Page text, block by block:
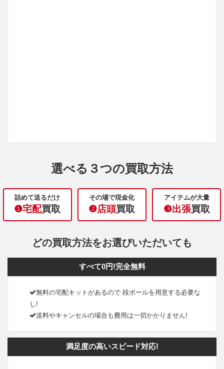
選べる３つの買取方法
詰めて送るだけ
❶宅配買取
その場で現金化
❷店頭買取
アイテムが大量
❸出張買取
どの買取方法をお選びいただいても
すべて0円!完全無料
無料の宅配キットがあるので 段ボールを用意する必要な
し!
送料やキャンセルの場合も費用は一切かかりません!
満足度の高いスピード対応!